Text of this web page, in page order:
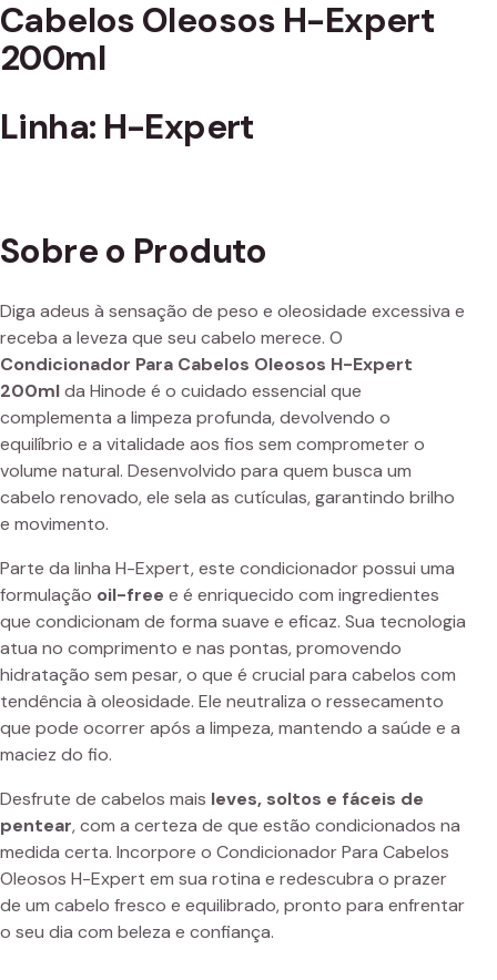
Cabelos Oleosos H-Expert
200ml
Linha: H-Expert
Sobre o Produto
Diga adeus à sensação de peso e oleosidade excessiva e
receba a leveza que seu cabelo merece. O
Condicionador Para Cabelos Oleosos H-Expert
200mlda Hinode é o cuidado essencial que
complementa a limpeza profunda, devolvendo o
equilíbrio e a vitalidade aos fios sem comprometer o
volume natural. Desenvolvido para quem busca um
cabelo renovado, ele sela as cutículas, garantindo brilho
e movimento.
Parte da linha H-Expert, este condicionador possui uma
formulação oil-free e é enriquecido com ingredientes
que condicionam de forma suave e eficaz. Sua tecnologia
atua no comprimento e nas pontas, promovendo
hidratação sem pesar, o que é crucial para cabelos com
tendência à oleosidade. Ele neutraliza o ressecamento
que pode ocorrer após a limpeza, mantendo a saúde e a
maciez do fio.
Desfrute de cabelos mais leves, soltos e fáceis de
pentear, com a certeza de que estão condicionados na
medida certa. Incorpore o Condicionador Para Cabelos
Oleosos H-Expert em sua rotina e redescubra o prazer
de um cabelo fresco e equilibrado, pronto para enfrentar
o seu dia com beleza e confiança.